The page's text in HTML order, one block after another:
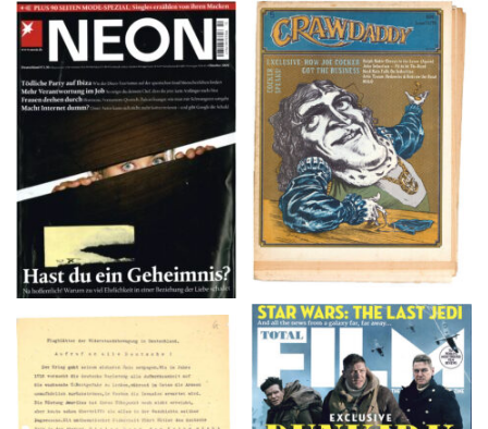
NEON – OKTOBER
2008
Crawdaddy – June/11/72
TOTAL FILM #260 –
SUMMER 2017
Flugblätter der Weissen
Rose – V, Januar 1943